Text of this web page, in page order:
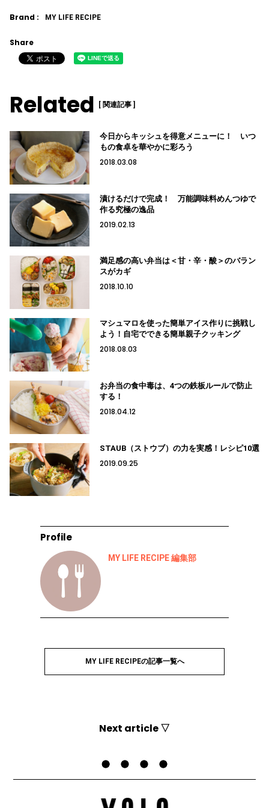
Brand : MY LIFE RECIPE
Share
Related [ 関連記事 ]
今日からキッシュを得意メニューに！ いつ
もの食卓を華やかに彩ろう
2018.03.08
漬けるだけで完成！ 万能調味料めんつゆで
作る究極の逸品
2019.02.13
満足感の高い弁当は＜甘・辛・酸＞のバラン
スがカギ
2018.10.10
マシュマロを使った簡単アイス作りに挑戦し
よう！自宅でできる簡単親子クッキング
2018.08.03
お弁当の食中毒は、4つの鉄板ルールで防止
する！
2018.04.12
STAUB（ストウブ）の力を実感！レシピ10選
2019.09.25
Profile
MY LIFE RECIPE 編集部
MY LIFE RECIPEの記事一覧へ
Next article ▽
今日からキッシュを得意メニューに！ いつもの食卓を華やかに